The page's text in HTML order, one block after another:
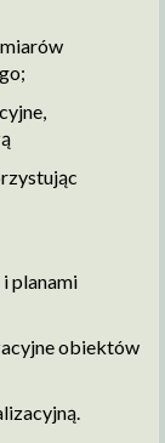
planami
obiektów